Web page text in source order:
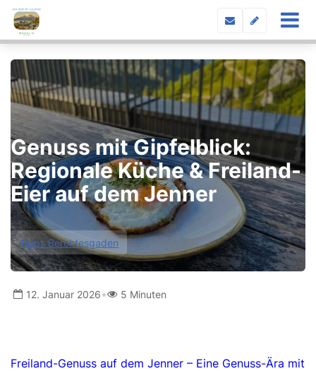
Genuss mit Gipfelblick:
Regionale Küche & Freiland-
Eier auf dem Jenner
Tipps Berchtesgaden
12. Januar 2026• 5 Minuten
Freiland-Genuss auf dem Jenner – Eine Genuss-Ära mit